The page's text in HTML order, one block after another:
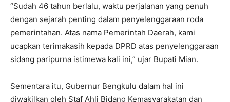
“Sudah 46 tahun berlalu, waktu perjalanan yang penuh
dengan sejarah penting dalam penyelenggaraan roda
pemerintahan. Atas nama Pemerintah Daerah, kami
ucapkan terimakasih kepada DPRD atas penyelenggaraan
sidang paripurna istimewa kali ini,” ujar Bupati Mian.
Sementara itu, Gubernur Bengkulu dalam hal ini
diwakilkan oleh Staf Ahli Bidang Kemasyarakatan dan